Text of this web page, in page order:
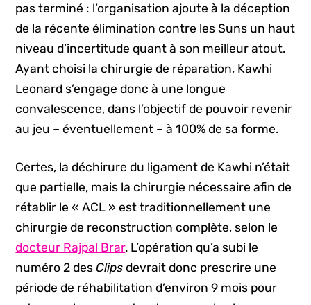
pas terminé : l’organisation ajoute à la déception
de la récente élimination contre les Suns un haut
niveau d’incertitude quant à son meilleur atout.
Ayant choisi la chirurgie de réparation, Kawhi
Leonard s’engage donc à une longue
convalescence, dans l’objectif de pouvoir revenir
au jeu – éventuellement – à 100% de sa forme.
Certes, la déchirure du ligament de Kawhi n’était
que partielle, mais la chirurgie nécessaire afin de
rétablir le « ACL » est traditionnellement une
chirurgie de reconstruction complète, selon le
docteur Rajpal Brar. L’opération qu’a subi le
numéro 2 desClipsdevrait donc prescrire une
période de réhabilitation d’environ 9 mois pour